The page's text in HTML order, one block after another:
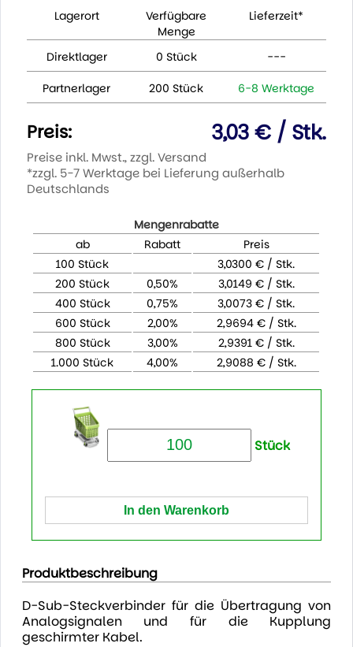
Lagerort
Verfügbare
Menge
Lieferzeit*
Direktlager 0 Stück ---
Partnerlager 200 Stück 6-8 Werktage
Preis: 3,03 € / Stk.
Preise inkl. Mwst., zzgl. Versand
*zzgl. 5-7 Werktage bei Lieferung außerhalb
Deutschlands
Mengenrabatte
ab
Rabatt
Preis
100 Stück
3,0300 € / Stk.
200 Stück
0,50%
3,0149 € / Stk.
400 Stück
0,75%
3,0073 € / Stk.
600 Stück
2,00%
2,9694 € / Stk.
800 Stück
3,00%
2,9391 € / Stk.
1.000 Stück
4,00% 2,9088 € / Stk.
Stück
Produktbeschreibung
D-Sub-Steckverbinder für die Übertragung von
Analogsignalen und für die Kupplung
geschirmter Kabel.